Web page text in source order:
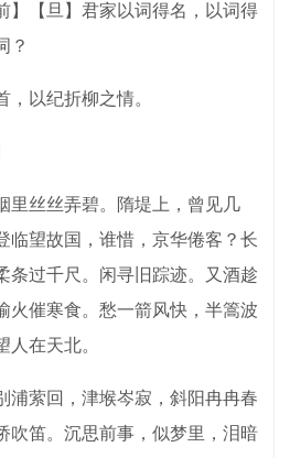
】【旦】君家以词得名，以词得
？
以纪折柳之情。
丝丝弄碧。隋堤上，曾见几
临望故国，谁惜，京华倦客？长
条过千尺。闲寻旧踪迹。又酒趁
火催寒食。愁一箭风快，半篙波
人在天北。
萦回，津堠岑寂，斜阳冉冉春
吹笛。沉思前事，似梦里，泪暗